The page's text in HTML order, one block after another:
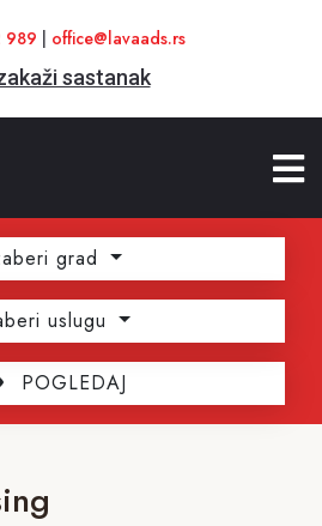
989 office@lavaads.rs
sastanak
grad
uslugu
POGLEDAJ